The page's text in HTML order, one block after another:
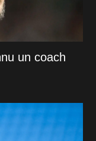
un coach